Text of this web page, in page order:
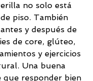
no solo está
piso. También
y después de
de core, glúteo,
y ejercicios
Una buena
que responder bien